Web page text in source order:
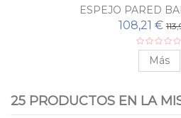
ESPEJO PARED
108,21 €
Más
25 PRODUCTOS EN LA